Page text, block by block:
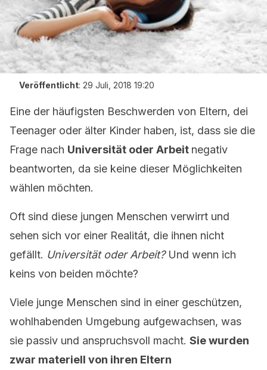
Veröffentlicht: 29 Juli, 2018 19:20
Eine der häufigsten Beschwerden von Eltern, dei
Teenager oder älter Kinder haben, ist, dass sie die
Frage nach Universität oder Arbeit negativ
beantworten, da sie keine dieser Möglichkeiten
wählen möchten.
Oft sind diese jungen Menschen verwirrt und
sehen sich vor einer Realitát, die ihnen nicht
gefällt. Universität oder Arbeit? Und wenn ich
keins von beiden möchte?
Viele junge Menschen sind in einer geschützen,
wohlhabenden Umgebung aufgewachsen, was
sie passiv und anspruchsvoll macht. Sie wurden
zwar materiell von ihren Eltern